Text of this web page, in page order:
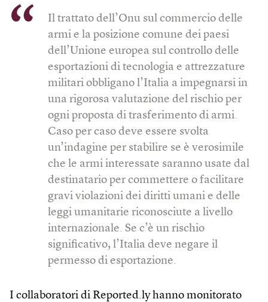
Il trattato dell’Onu sul commercio delle
armi e la posizione comune dei paesi
dell’Unione europea sul controllo delle
esportazioni di tecnologia e attrezzature
militari obbligano l’Italia a impegnarsi in
una rigorosa valutazione del rischio per
ogni proposta di trasferimento di armi.
Caso per caso deve essere svolta
un’indagine per stabilire se è verosimile
che le armi interessate saranno usate dal
destinatario per commettere o facilitare
gravi violazioni dei diritti umani e delle
leggi umanitarie riconosciute a livello
internazionale. Se c’è un rischio
significativo, l’Italia deve negare il
permesso di esportazione.
I collaboratori di Reported.ly hanno monitorato